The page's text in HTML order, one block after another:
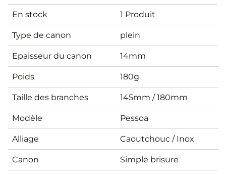
En stock 1 Produit
Type de canon plein
Epaisseur du canon 14mm
Poids 180g
Taille des branches 145mm / 180mm
Modèle Pessoa
Alliage Caoutchouc / Inox
Canon Simple brisure